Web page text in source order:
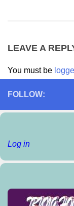
LEAVE A
You must be
FOLLOW:
Log in